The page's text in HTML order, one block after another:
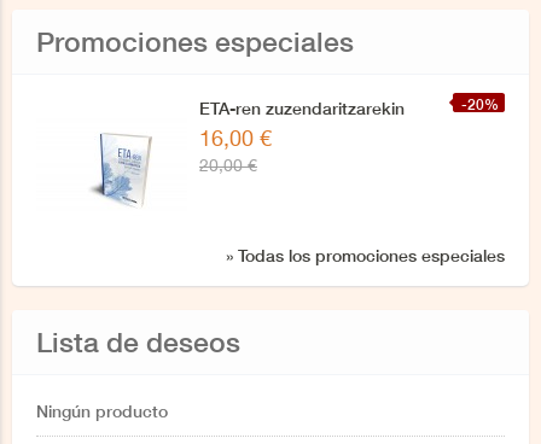
Promociones especiales
-20%
ETA-ren zuzendaritzarekin
azken elkarrizketa
16,00 €
20,00 €
» Todas los promociones especiales
Lista de deseos
Ningún producto